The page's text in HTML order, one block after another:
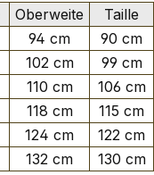
Oberweite Taille
94 cm 90 cm
102 cm 99 cm
110 cm 106 cm
118 cm 115 cm
124 cm 122 cm
132 cm 130 cm